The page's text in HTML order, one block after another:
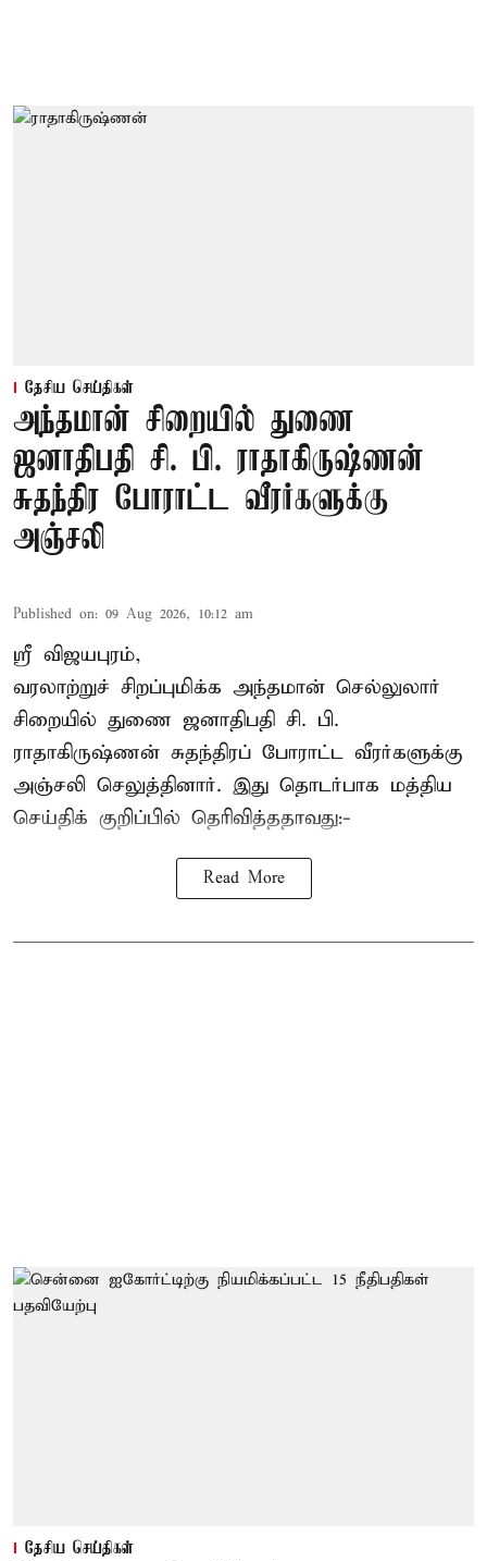
தேசிய செய்திகள்
அந்தமான் சிறையில் துணை
ஜனாதிபதி சி. பி. ராதாகிருஷ்ணன்
சுதந்திர போராட்ட வீரர்களுக்கு
அஞ்சலி
Published on: 09 Aug 2026, 10:12 am
ஸ்ரீ விஜயபுரம்,
வரலாற்றுச் சிறப்புமிக்க அந்தமான் செல்லுலார்
சிறையில் துணை ஜனாதிபதி சி. பி.
ராதாகிருஷ்ணன் சுதந்திரப் போராட்ட வீரர்களுக்கு
அஞ்சலி செலுத்தினார். இது தொடர்பாக மத்திய
செய்திக் குறிப்பில் தெரிவித்ததாவது:-
Read More
தேசிய செய்திகள்